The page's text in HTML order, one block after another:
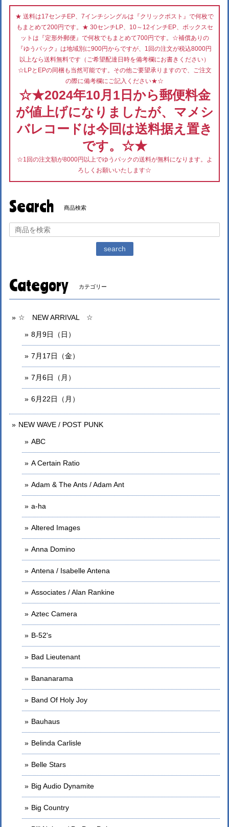
★ 送料は17センチEP、7インチシングルは『クリックポスト』で何枚で
もまとめて200円です。★ 30センチLP、10～12インチEP、ボックスセ
ットは『定形外郵便』で何枚でもまとめて700円です。☆補償ありの
『ゆうパック』は地域別に900円からですが、1回の注文が税込8000円
以上なら送料無料です（ご希望配達日時を備考欄にお書きください）
☆LPとEPの同梱も当然可能です。その他ご要望承りますので、ご注文
の際に備考欄にご記入ください★☆
☆★2024年10月1日から郵便料金
が値上げになりましたが、マメシ
バレコードは今回は送料据え置き
です。☆★
☆1回の注文額が8000円以上でゆうパックの送料が無料になります。よ
ろしくお願いいたします☆
Search 商品検索
search
Category カテゴリー
☆ NEW ARRIVAL ☆
8月9日（日）
7月17日（金）
7月6日（月）
6月22日（月）
NEW WAVE / POST PUNK
ABC
A Certain Ratio
Adam & The Ants / Adam Ant
a-ha
Altered Images
Anna Domino
Antena / Isabelle Antena
Associates / Alan Rankine
Aztec Camera
B-52's
Bad Lieutenant
Bananarama
Band Of Holy Joy
Bauhaus
Belinda Carlisle
Belle Stars
Big Audio Dynamite
Big Country